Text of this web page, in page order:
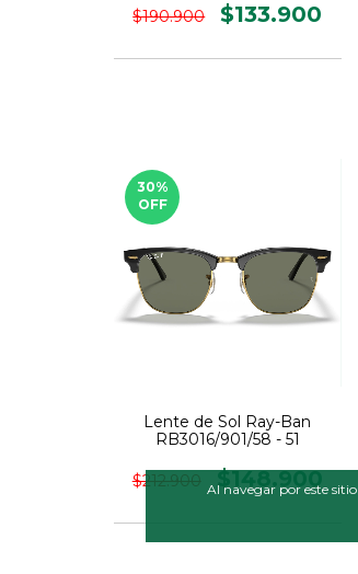
Al navegar por este sitio
$190.900 $133.900
30%
OFF
Lente de Sol Ray-Ban
RB3016/901/58 - 51
$212.900 $148.900